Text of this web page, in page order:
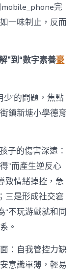
完
一味制止，反而
”到“數字素養豪
’的問題，焦點
鎮新塘小學德育
子的傷害深遠：
”而產生逆反心
致情緒掉控，急
三是形成社交窘
不玩游戲就和同
。
：自我管控力缺
意識單薄，輕易